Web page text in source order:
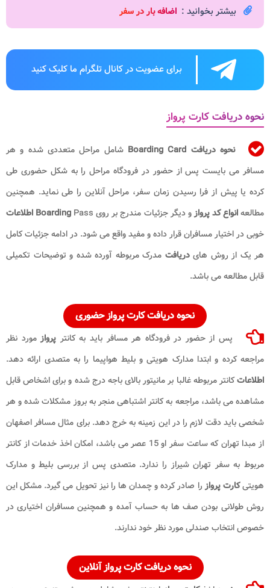
بیشتر بخوانید : اضافه بار در سفر
برای عضویت در کانال تلگرام ما کلیک کنید
نحوه دریافت کارت پرواز
نحوه دریافت Boarding Card شامل مراحل متعددی شده و هر
مسافر می بایست پس از حضور در فرودگاه مراحل را به شکل حضوری طی
کرده یا پیش از فرا رسیدن زمان سفر، مراحل آنلاین را طی نماید. همچنین
مطالعهانواع کد پروازو دیگر جزئیات مندرج بر روی Boarding Pass
اطلاعات
خوبی در اختیار مسافران قرار داده و مفید واقع می شود. در ادامه جزئیات کامل
هر یک از روش هایدریافت مدرک مربوطه آورده شده و توضیحات تکمیلی
قابل مطالعه می باشد.
نحوه دریافت کارت پرواز حضوری
پس از حضور در فرودگاه هر مسافر باید به کانتر پروازمورد نظر
مراجعه کرده و ابتدا مدارک هویتی و بلیط هواپیما را به متصدی ارائه دهد.
اطلاعاتکانتر مربوطه غالبا بر مانیتور بالای باجه درج شده و برای اشخاص قابل
مشاهده می باشد، مراجعه به کانتر اشتباهی منجر به بروز مشکلات شده و هر
شخصی باید دقت لازم را در این زمینه به خرج دهد. برای مثال مسافر اصفهان
از مبدا تهران که ساعت سفر او 15 عصر می باشد، امکان اخذ خدمات از کانتر
مربوط به سفر تهران شیراز را ندارد. متصدی پس از بررسی بلیط و مدارک
هویتیکارت پروازرا صادر کرده و چمدان ها را نیز تحویل می گیرد. مشکل این
روش طولانی بودن صف ها به حساب آمده و همچنین مسافران اختیاری در
خصوص انتخاب صندلی مورد نظر خود ندارند.
نحوه دریافت کارت پرواز آنلاین